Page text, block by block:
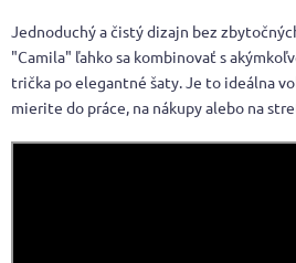
Jednoduchý a čistý dizajn bez
"Camila" ľahko sa kombinovať s
trička po elegantné šaty. Je to ideálna
mierite do práce, na nákupy alebo na